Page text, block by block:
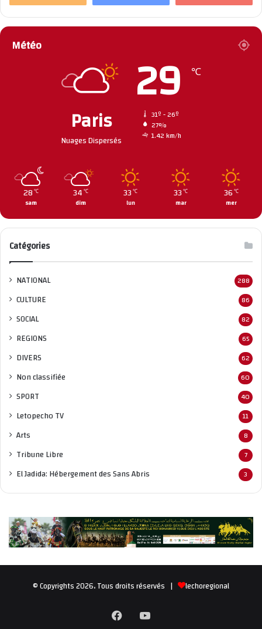
Météo
Paris
Nuages Dispersés
29 ℃
31º - 26º
27%
1.42 km/h
28 ℃
sam
34 ℃
dim
33℃
lun
33℃
mar
36 ℃
mer
Catégories
NATIONAL 288
CULTURE 86
SOCIAL 82
REGIONS 65
DIVERS 62
Non classifiée 60
SPORT 40
Letopecho TV 11
Arts 8
Tribune Libre 7
El Jadida: Hébergement des Sans Abris 3
© Copyrights 2026، Tous droits réservés | lechoregional
Facebook